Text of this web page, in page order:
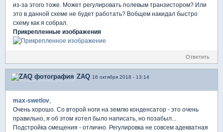
из-за этого тоже. Может регулировать полевым транзистором? Или
это в данной схеме не будет работать? Вобщем накидал быстро
схему как я собрал.
Прикрепленные изображения
Ответить
ZAQ 16 октября 2018 - 13:14
max-swetlov,
Очень хорошо. Со второй ноги на землю конденсатор - это очень
правильно, я об этом хотел было написать, но позабыл...
Подстройка смещения - отлично. Регулировка не совсем адекватная